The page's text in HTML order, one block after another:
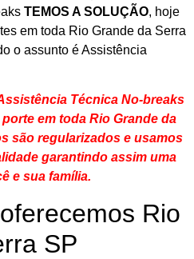
TEMOS A SOLUÇÃO, hoje
em toda Rio Grande da Serra
o assunto é Assistência
Técnica No-breaks
em toda Rio Grande da
são regularizados e usamos
garantindo assim uma
e sua família.
Rio
SP